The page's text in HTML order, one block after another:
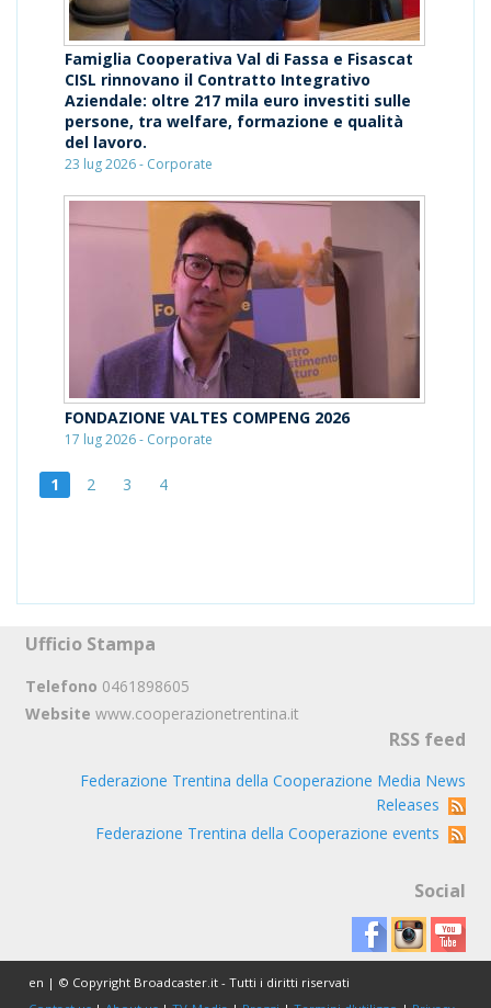
Famiglia Cooperativa Val di Fassa e Fisascat
CISL rinnovano il Contratto Integrativo
Aziendale: oltre 217 mila euro investiti sulle
persone, tra welfare, formazione e qualità
del lavoro.
23 lug 2026 - Corporate
FONDAZIONE VALTES COMPENG 2026
17 lug 2026 - Corporate
1 2 3 4
Ufficio Stampa
Telefono 0461898605
Website www.cooperazionetrentina.it
RSS feed
Federazione Trentina della Cooperazione Media News
Releases
Federazione Trentina della Cooperazione events
Social
en | © Copyright Broadcaster.it - Tutti i diritti riservati